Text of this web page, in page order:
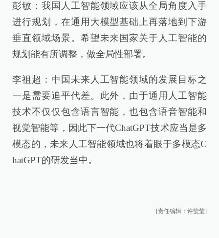
彭敏：我国人工智能领域应该从全局角度入手
进行规划，在通用大模型基础上再落地到下游
垂直领域场景。希望未来国家关于人工智能的
规划能有所调整，做全局性部署。
李祖超：中国未来人工智能领域的发展目标之
一是需要追平代差。此外，由于通用人工智能
技术不仅仅包含语言智能，也包含语音智能和
视觉智能等，因此下一代ChatGPT技术应当是多
模态的，未来人工智能领域也将着眼于多模态C
hatGPT的研发当中。
[责任编辑：许莹莹]